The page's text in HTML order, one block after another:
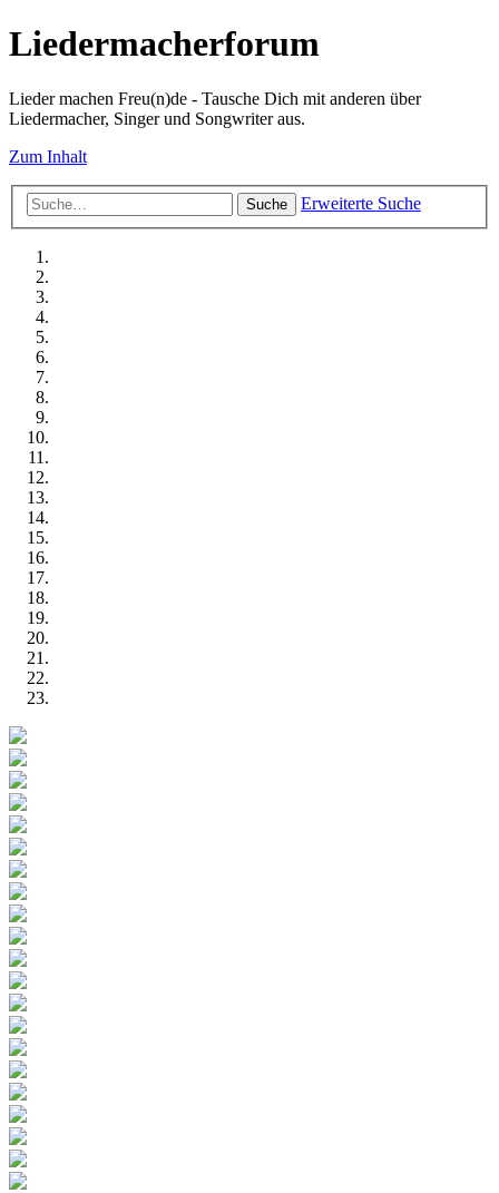
Liedermacherforum
Lieder machen Freu(n)de - Tausche Dich mit anderen über
Liedermacher, Singer und Songwriter aus.
Zum Inhalt
Suche Erweiterte Suche